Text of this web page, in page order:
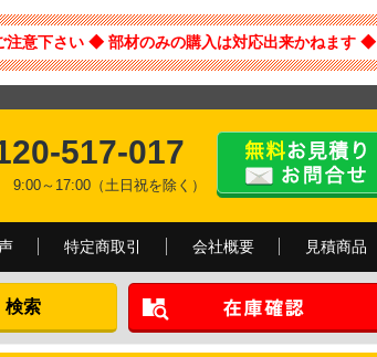
意下さい ◆ 部材のみの購入は対応出来かねます ◆
517-017
～17:00（土日祝を除く）
特定商取引 会社概要 見積商品